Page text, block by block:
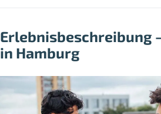
Erlebnisbeschreibung
in Hamburg